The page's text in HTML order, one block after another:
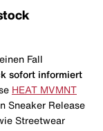
Fall
sofort informiert
HEAT MVMNT
Sneaker Release
Streetwear